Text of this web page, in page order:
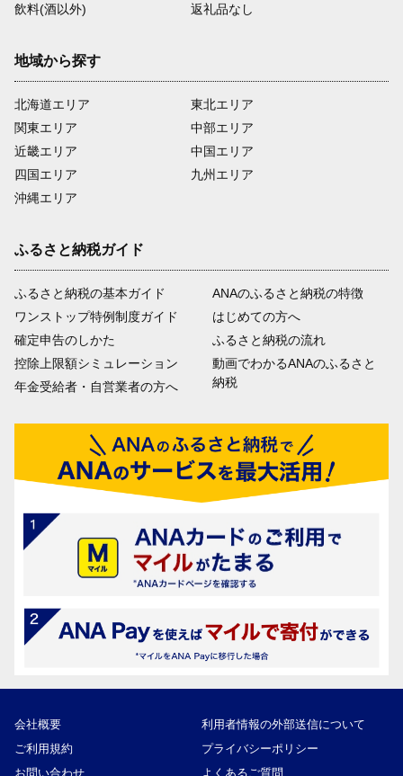
飲料(酒以外)
返礼品なし
地域から探す
北海道エリア
関東エリア
近畿エリア
四国エリア
沖縄エリア
東北エリア
中部エリア
中国エリア
九州エリア
ふるさと納税ガイド
ふるさと納税の基本ガイド
ワンストップ特例制度ガイド
確定申告のしかた
控除上限額シミュレーション
年金受給者・自営業者の方へ
ANAのふるさと納税の特徴
はじめての方へ
ふるさと納税の流れ
動画でわかるANAのふるさと
納税
会社概要
利用者情報の外部送信について
ご利用規約
プライバシーポリシー
お問い合わせ
よくあるご質問